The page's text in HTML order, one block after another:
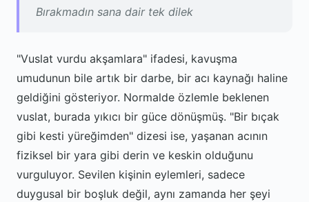
Bırakmadın sana dair tek dilek
"Vuslat vurdu akşamlara" ifadesi, kavuşma
umudunun bile artık bir darbe, bir acı kaynağı haline
geldiğini gösteriyor. Normalde özlemle beklenen
vuslat, burada yıkıcı bir güce dönüşmüş. "Bir bıçak
gibi kesti yüreğimden" dizesi ise, yaşanan acının
fiziksel bir yara gibi derin ve keskin olduğunu
vurguluyor. Sevilen kişinin eylemleri, sadece
duygusal bir boşluk değil, aynı zamanda her şeyi